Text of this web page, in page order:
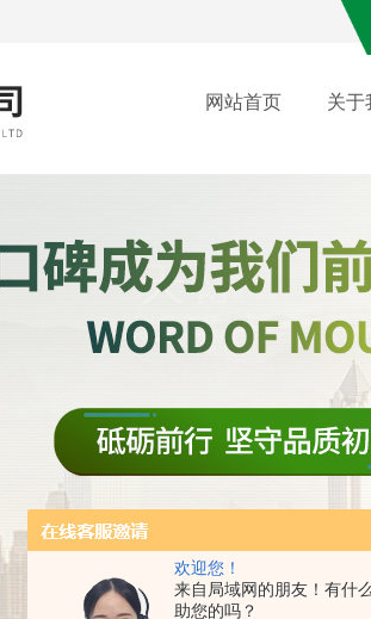
欢迎您！
来自局域网的朋友！有什
助您的吗？
网站首页 关于